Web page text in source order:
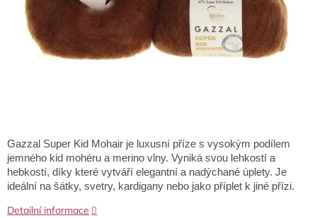
Gazzal Super Kid Mohair je luxusní příze s vysokým podílem
jemného kid mohéru a merino vlny. Vyniká svou lehkostí a
hebkostí, díky které vytváří elegantní a nadýchané úplety. Je
ideální na šátky, svetry, kardigany nebo jako příplet k jiné přízi.
Detailní informace